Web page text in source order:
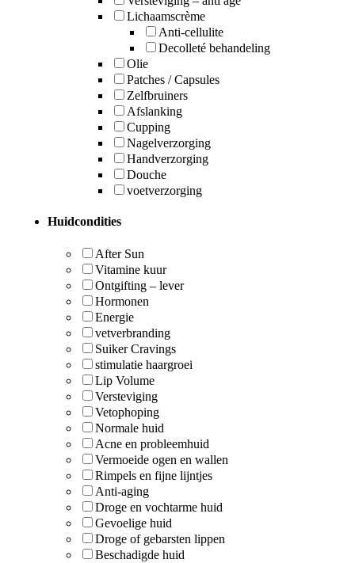
Lichaamscrème
Anti-cellulite
Decolleté behandeling
Olie
Patches / Capsules
Zelfbruiners
Afslanking
Cupping
Nagelverzorging
Handverzorging
Douche
voetverzorging
Huidcondities
After Sun
Vitamine kuur
Ontgifting – lever
Hormonen
Energie
vetverbranding
Suiker Cravings
stimulatie haargroei
Lip Volume
Versteviging
Vetophoping
Normale huid
Acne en probleemhuid
Vermoeide ogen en wallen
Rimpels en fijne lijntjes
Anti-aging
Droge en vochtarme huid
Gevoelige huid
Droge of gebarsten lippen
Beschadigde huid